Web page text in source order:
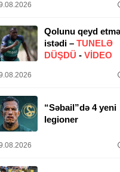
Qolunu qeyd
istədi – TUNELƏ
DÜŞDÜ - VİDEO
“Səbail”də 4 yeni
legioner